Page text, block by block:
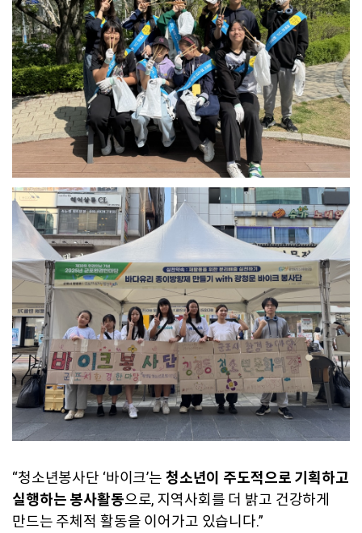
“청소년봉사단 ‘바이크’는 청소년이 주도적으로 기획하고
실행하는 봉사활동으로, 지역사회를 더 밝고 건강하게
만드는 주체적 활동을 이어가고 있습니다.”